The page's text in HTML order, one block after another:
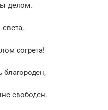
делом.
согрета!
благороден,
свободен.